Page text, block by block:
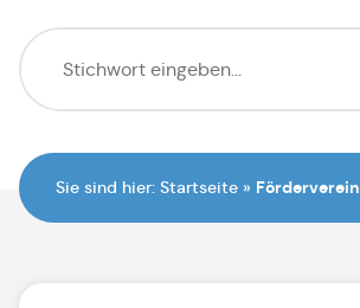
Sie sind hier: Startseite » Förderverein